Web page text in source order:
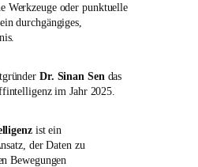
Werkzeuge oder punktuelle
durchgängiges,
Dr. Sinan Sen das
im Jahr 2025.
ist ein
der Daten zu
Bewegungen